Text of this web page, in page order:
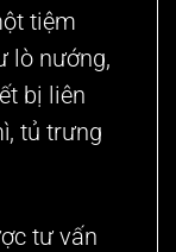
tiệm
lò nướng,
bị liên
tủ trưng
tư vấn